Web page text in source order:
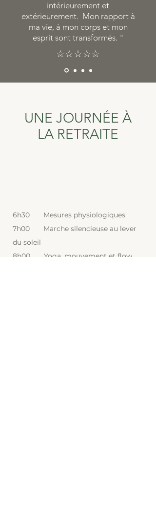
intérieurement et
extérieurement. Mon rapport à
ma vie, à mon corps et mon
esprit sont transformés. "
☆☆☆☆☆
UNE JOURNÉE À
LA RETRAITE
6h30 Mesures physiologiques
7h00 Marche silencieuse au lever
du soleil
8h00 Yoga, mouvement et flow